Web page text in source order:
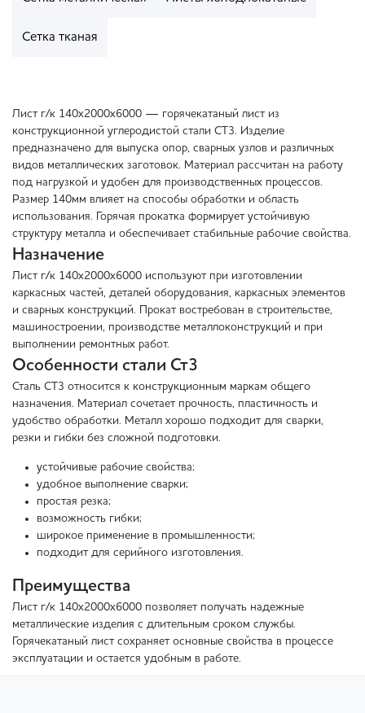
Сетка тканая
Лист г/к 140х2000х6000 — горячекатаный лист из
конструкционной углеродистой стали СТ3. Изделие
предназначено для выпуска опор, сварных узлов и различных
видов металлических заготовок. Материал рассчитан на работу
под нагрузкой и удобен для производственных процессов.
Размер 140мм влияет на способы обработки и область
использования. Горячая прокатка формирует устойчивую
структуру металла и обеспечивает стабильные рабочие свойства.
Назначение
Лист г/к 140х2000х6000 используют при изготовлении
каркасных частей, деталей оборудования, каркасных элементов
и сварных конструкций. Прокат востребован в строительстве,
машиностроении, производстве металлоконструкций и при
выполнении ремонтных работ.
Особенности стали Ст3
Сталь СТ3 относится к конструкционным маркам общего
назначения. Материал сочетает прочность, пластичность и
удобство обработки. Металл хорошо подходит для сварки,
резки и гибки без сложной подготовки.
устойчивые рабочие свойства;
удобное выполнение сварки;
простая резка;
возможность гибки;
широкое применение в промышленности;
подходит для серийного изготовления.
Преимущества
Лист г/к 140х2000х6000 позволяет получать надежные
металлические изделия с длительным сроком службы.
Горячекатаный лист сохраняет основные свойства в процессе
эксплуатации и остается удобным в работе.